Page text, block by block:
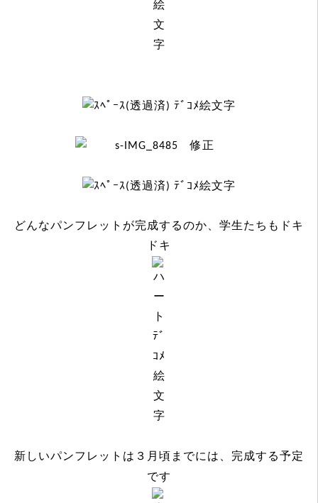
どんなパンフレットが完成するのか、学生たちもドキ
ドキ
新しいパンフレットは３月頃までには、完成する予定
です